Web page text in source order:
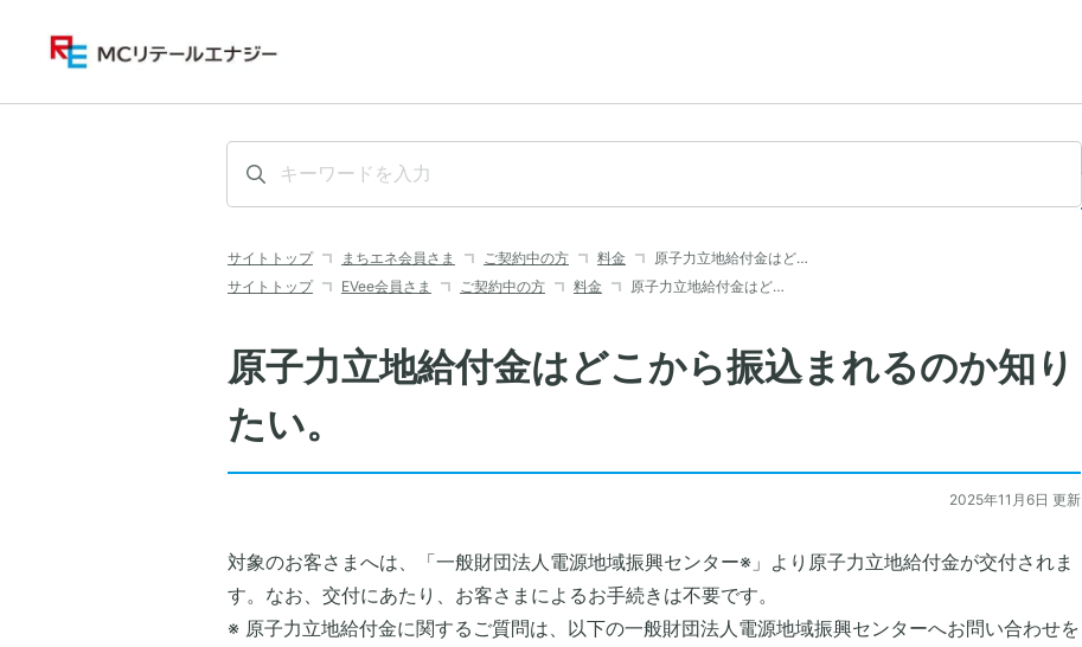
サイトトップ まちエネ会員さま ご契約中の方 料金
原子力立地給付金はど…
サイトトップ
EVee会員さま ご契約中の方 料金 原子力立地給付金はど…
原子力立地給付金はどこから振込まれるのか知り
たい。
2025年11月6日 更新
対象のお客さまへは、「一般財団法人電源地域振興センター※」より原子力立地給付金が交付されま
す。なお、交付にあたり、お客さまによるお手続きは不要です。
※ 原子力立地給付金に関するご質問は、以下の一般財団法人電源地域振興センターへお問い合わせを